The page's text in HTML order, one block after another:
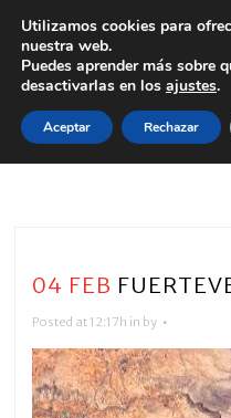
04 FEB
Posted at 12:17h in by
Utilizamos cookies para
nuestra web.
Puedes aprender más sobre
desactivarlas en los ajustes.
Aceptar Rechazar